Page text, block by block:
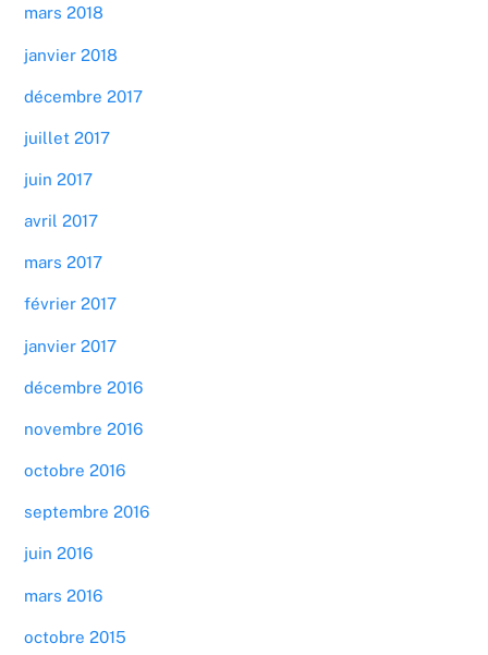
mars 2018
janvier 2018
décembre 2017
juillet 2017
juin 2017
avril 2017
mars 2017
février 2017
janvier 2017
décembre 2016
novembre 2016
octobre 2016
septembre 2016
juin 2016
mars 2016
octobre 2015